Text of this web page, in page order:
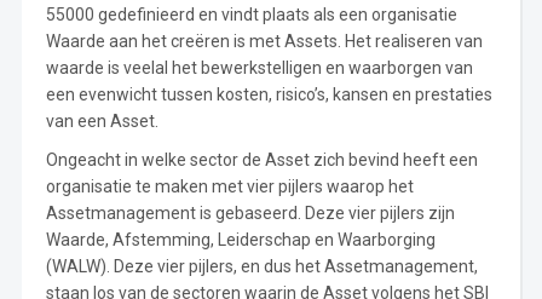
55000 gedefinieerd en vindt plaats als een organisatie
Waarde aan het creëren is met Assets. Het realiseren van
waarde is veelal het bewerkstelligen en waarborgen van
een evenwicht tussen kosten, risico’s, kansen en prestaties
van een Asset.
Ongeacht in welke sector de Asset zich bevind heeft een
organisatie te maken met vier pijlers waarop het
Assetmanagement is gebaseerd. Deze vier pijlers zijn
Waarde, Afstemming, Leiderschap en Waarborging
(WALW). Deze vier pijlers, en dus het Assetmanagement,
staan los van de sectoren waarin de Asset volgens het SBI